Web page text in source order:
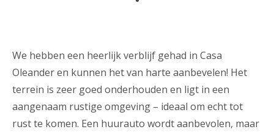
We hebben een heerlijk verblijf gehad in Casa
Oleander en kunnen het van harte aanbevelen! Het
terrein is zeer goed onderhouden en ligt in een
aangenaam rustige omgeving – ideaal om echt tot
rust te komen. Een huurauto wordt aanbevolen, maar